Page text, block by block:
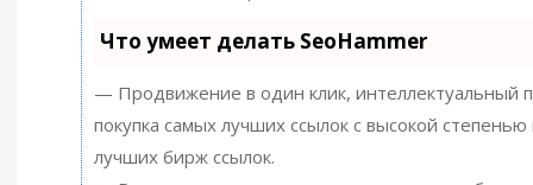
Что умеет делать SeoHammer
— Продвижение в один клик, интеллектуальный
покупка самых лучших ссылок с высокой степенью
лучших бирж ссылок.